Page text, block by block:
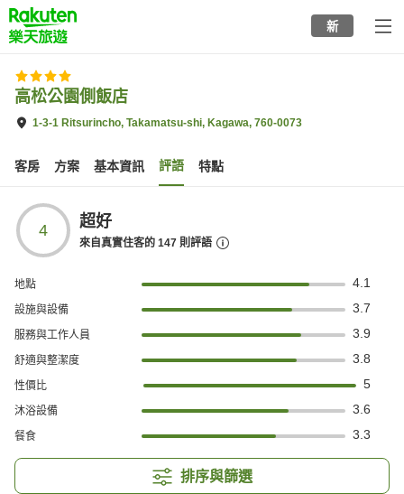
to
top
page
新
高松公園側飯店
1-3-1 Ritsurincho, Takamatsu-shi, Kagawa, 760-0073
客房 方案 基本資訊 評語 特點
4 超好
來自真實住客的 147 則評語
地點 4.1
設施與設備 3.7
服務與工作人員 3.9
舒適與整潔度 3.8
性價比 5
沐浴設備 3.6
餐食 3.3
排序與篩選